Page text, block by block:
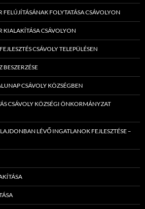
FELÚJÍTÁSÁNAK FOLYTATÁSA CSÁVOLYON
KIALAKÍTÁSA CSÁVOLYON
CSÁVOLY TELEPÜLÉSEN
CSÁVOLY KÖZSÉGBEN
CSÁVOLY KÖZSÉGI ÖNKORMÁNYZAT
LÉVŐ INGATLANOK FEJLESZTÉSE –